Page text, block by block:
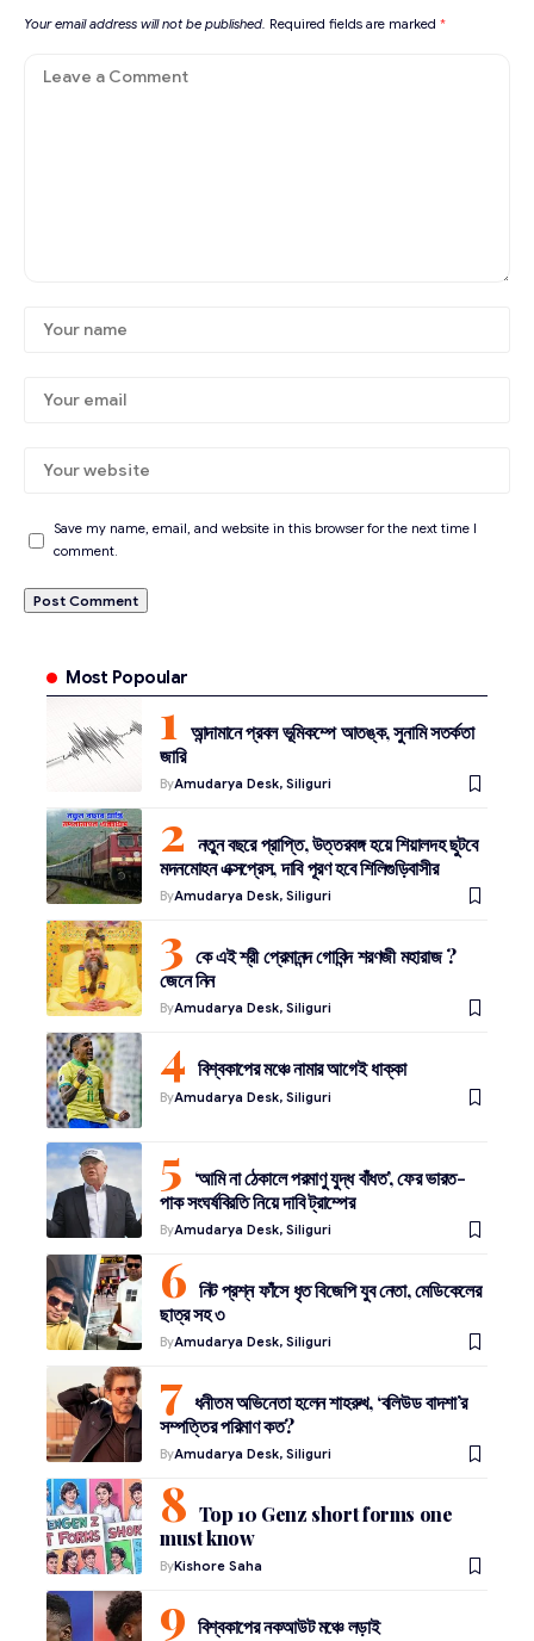
Your email address will not be published. Required fields are marked *
Save my name, email, and website in this browser for the next time I
comment.
Most Popoular
আন্দামানে প্রবল ভূমিকম্পে আতঙ্ক, সুনামি সতর্কতা
জারি
ByAmudarya Desk, Siliguri
নতুন বছরে প্রাপ্তি, উত্তরবঙ্গ হয়ে শিয়ালদহ ছুটবে
মদনমোহন এক্সপ্রেস, দাবি পূরণ হবে শিলিগুড়িবাসীর
ByAmudarya Desk, Siliguri
কে এই শ্রী প্রেমানন্দ গোবিন্দ শরণজী মহারাজ ?
জেনে নিন
ByAmudarya Desk, Siliguri
বিশ্বকাপের মঞ্চে নামার আগেই ধাক্কা
ByAmudarya Desk, Siliguri
‘আমি না ঠেকালে পরমাণু যুদ্ধ বাঁধত’, ফের ভারত-
পাক সংঘর্ষবিরতি নিয়ে দাবি ট্রাম্পের
ByAmudarya Desk, Siliguri
নিট প্রশ্ন ফাঁসে ধৃত বিজেপি যুব নেতা, মেডিকেলের
ছাত্র সহ ৩
ByAmudarya Desk, Siliguri
ধনীতম অভিনেতা হলেন শাহরুখ, ‘বলিউড বাদশা’র
সম্পত্তির পরিমাণ কত?
ByAmudarya Desk, Siliguri
Top 10 Genz short forms one
must know
ByKishore Saha
বিশ্বকাপের নকআউট মঞ্চে লড়াই